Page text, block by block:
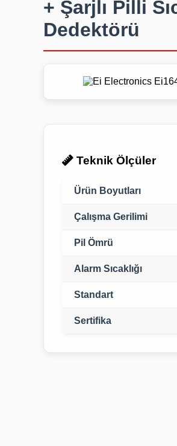
+ Şarjlı Pilli
Dedektörü
Teknik Ölçüler
Ürün Boyutları
Çalışma Gerilimi
Pil Ömrü
Alarm Sıcaklığı
Standart
Sertifika